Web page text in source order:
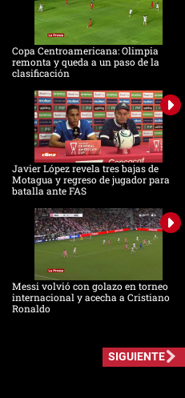
Copa Centroamericana: Olimpia
remonta y queda a un paso de la
clasificación
Javier López revela tres bajas de
Motagua y regreso de jugador para
batalla ante FAS
Messi volvió con golazo en torneo
internacional y acecha a Cristiano
Ronaldo
SIGUIENTE